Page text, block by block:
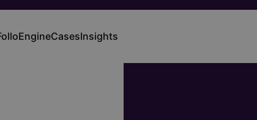
CasesInsights